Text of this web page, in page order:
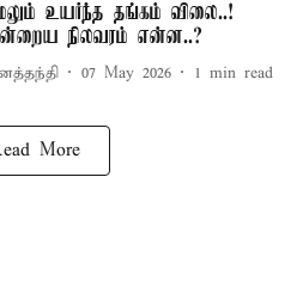
உயர்ந்த தங்கம் விலை..!
நிலவரம் என்ன..?
07 May 2026 1 min read
More